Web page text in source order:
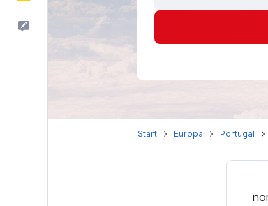
Start Europa Portugal